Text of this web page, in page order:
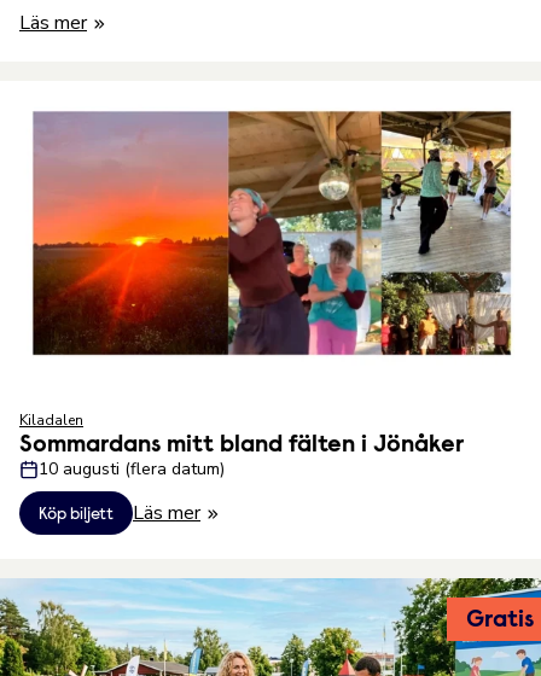
Läs mer
Kiladalen
Sommardans mitt bland fälten i Jönåker
10 augusti (flera datum)
Köp biljett Läs mer
Gratis